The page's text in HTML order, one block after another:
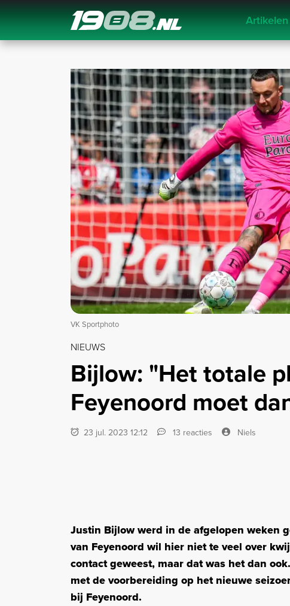
Navigation Artikelen
VK Sportphoto
NIEUWS
Bijlow: "Het totale
Feyenoord moet
23 jul. 2023 12:12 13 reacties Niels
Justin Bijlow werd in de afgelopen weken
van Feyenoord wil hier niet te veel over
contact geweest, maar dat was het dan
met de voorbereiding op het nieuwe
bij Feyenoord.